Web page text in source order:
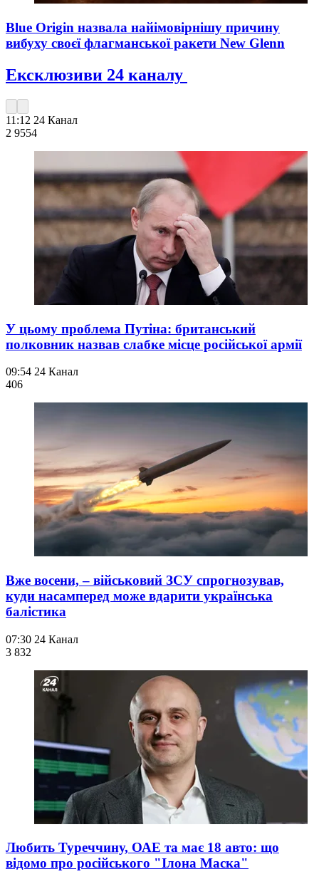
Blue Origin назвала найімовірнішу причину
вибуху своєї флагманської ракети New Glenn
Ексклюзиви 24 каналу
11:12 24 Канал
2 9554
У цьому проблема Путіна: британський
полковник назвав слабке місце російської армії
09:54 24 Канал
406
Вже восени, – військовий ЗСУ спрогнозував,
куди насамперед може вдарити українська
балістика
07:30 24 Канал
3 832
Любить Туреччину, ОАЕ та має 18 авто: що
відомо про російського "Ілона Маска"